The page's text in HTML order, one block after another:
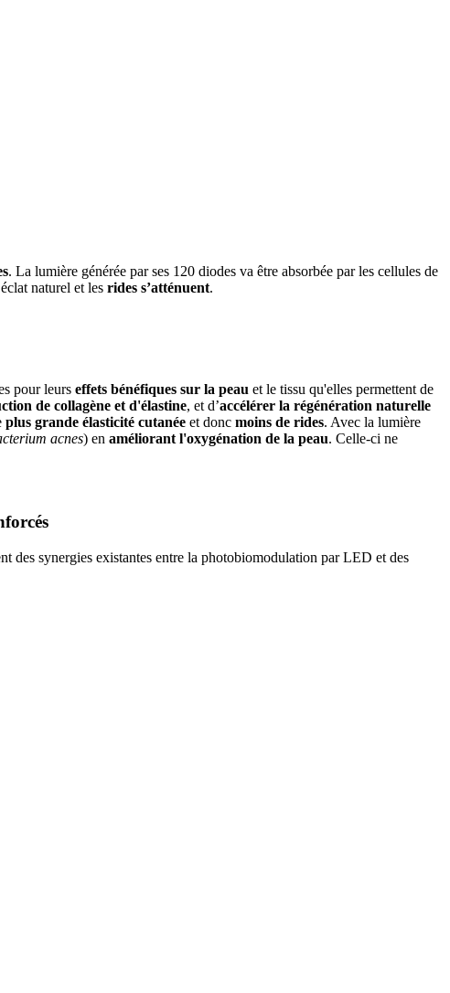
. La lumière générée par ses 120 diodes va être absorbée par les cellules de
naturel et les rides s’atténuent.
pour leurs effets bénéfiques sur la peau et le tissu qu'elles permettent de
de collagène et d'élastine, et d’accélérer la régénération naturelle
plus grande élasticité cutanée et donc moins de rides. Avec la lumière
acnes) en améliorant l'oxygénation de la peau. Celle-ci ne
des synergies existantes entre la photobiomodulation par LED et des